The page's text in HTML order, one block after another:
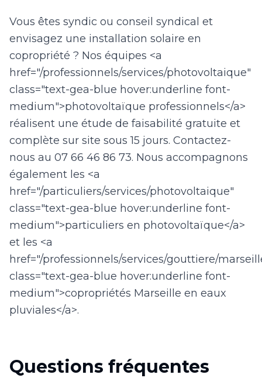
Vous êtes syndic ou conseil syndical et
envisagez une installation solaire en
copropriété ? Nos équipes <a
href="/professionnels/services/photovoltaique"
class="text-gea-blue hover:underline font-
medium">photovoltaïque professionnels</a>
réalisent une étude de faisabilité gratuite et
complète sur site sous 15 jours. Contactez-
nous au 07 66 46 86 73. Nous accompagnons
également les <a
href="/particuliers/services/photovoltaique"
class="text-gea-blue hover:underline font-
medium">particuliers en photovoltaïque</a>
et les <a
href="/professionnels/services/gouttiere/
class="text-gea-blue hover:underline font-
medium">copropriétés Marseille en eaux
pluviales</a>.
Questions fréquentes